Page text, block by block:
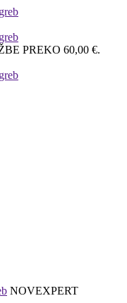
PREKO 60,00 €.
NOVEXPERT